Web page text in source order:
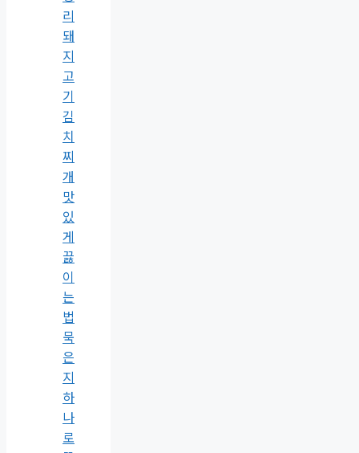
리
돼
지
고
기
김
치
찌
개
맛
있
게
끓
이
는
법
묵
은
지
하
나
로